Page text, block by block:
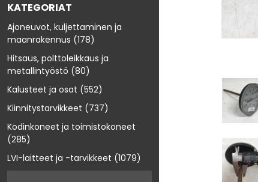
KATEGORIAT
Ajoneuvot, kuljettaminen ja
maanrakennus (178)
Hitsaus, polttoleikkaus ja
metallintyöstö (80)
Kalusteet ja osat (552)
Kiinnitystarvikkeet (737)
Kodinkoneet ja toimistokoneet
(285)
LVI-laitteet ja -tarvikkeet (1079)